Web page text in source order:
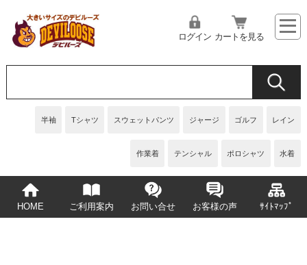
半袖 Tシャツ スウェットパンツ ジャージ ゴルフ レイン
作業着 テンシャル ポロシャツ 水着
ログイン カートを見る
HOME ご利用案内 お問い合せ お客様の声 ｻｲﾄﾏｯﾌﾟ